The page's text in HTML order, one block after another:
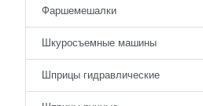
Фаршемешалки
Шкуросъемные машины
Шприцы гидравлические